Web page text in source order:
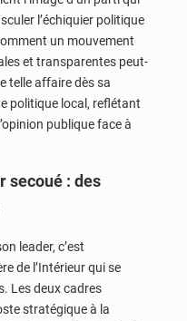
l’échiquier politique
un mouvement
et transparentes peut-
telle affaire dès sa
politique local, reflétant
publique face à
secoué : des
leader, c’est
de l’Intérieur qui se
Les deux cadres
stratégique à la